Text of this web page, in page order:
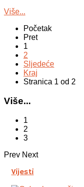
Više...
Početak
Pret
1
2
Sljedeće
Kraj
Stranica 1 od 2
Više...
1
2
3
Prev Next
Vijesti